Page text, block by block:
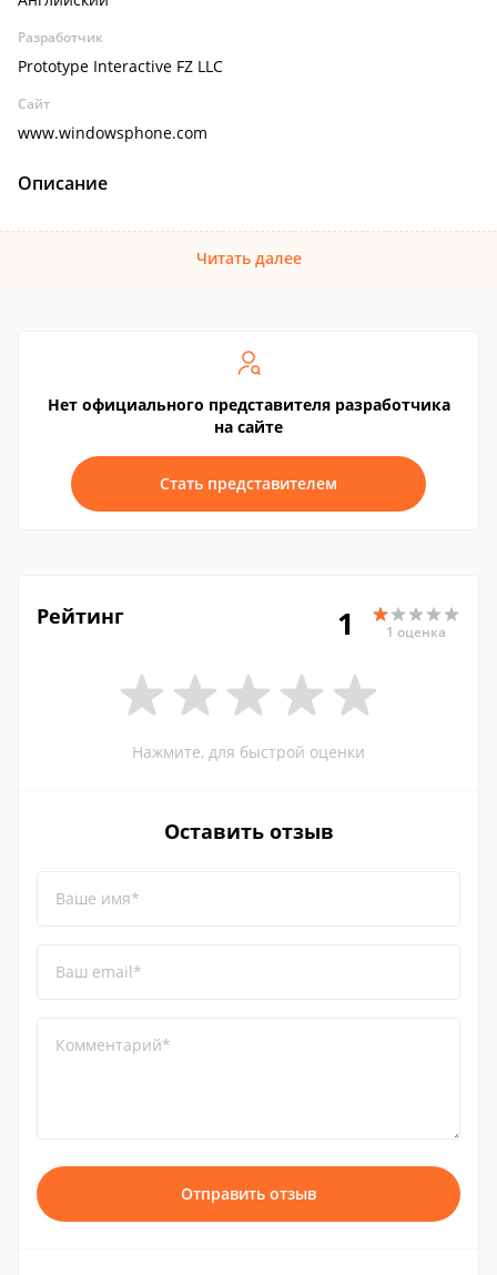
Разработчик
Prototype Interactive FZ LLC
Сайт
www.windowsphone.com
Описание
Читать далее
Нет официального представителя разработчика
на сайте
Стать представителем
Рейтинг 1 1 оценка
Нажмите, для быстрой оценки
Оставить отзыв
Ваше имя*
Ваш email*
Комментарий*
Отправить отзыв